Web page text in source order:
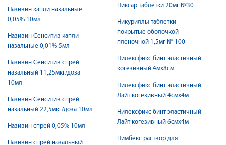
Називин капли назальные
0,05% 10мл
Називин Сенситив капли
назальные 0,01% 5мл
Називин Сенситив спрей
назальный 11,25мкг/доза
10мл
Називин Сенситив спрей
назальный 22,5мкг/доза 10мл
Називин спрей 0,05% 10мл
Називин спрей назальный
Никсар таблетки 20мг №30
Никуриллы таблетки
покрытые оболочкой
пленочной 1,5мг № 100
Нилексфикс бинт эластичный
когезивный 4мх8см
Нилексфикс бинт эластичный
Лайт когезивный 4смх4м
Нилексфикс бинт эластичный
Лайт когезивный 6смх4м
Нимбекс раствор для